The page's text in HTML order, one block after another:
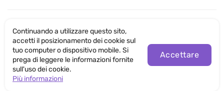
© SANTICUM INTERNATIONAL LTD
Informativa sulla Privacy
Condizioni di utilizzo del sito
Continuando a utilizzare questo sito,
accetti il posizionamento dei cookie sul
tuo computer o dispositivo mobile. Si
prega di leggere le informazioni fornite
sull'uso dei cookie.
Più informazioni
Accettare